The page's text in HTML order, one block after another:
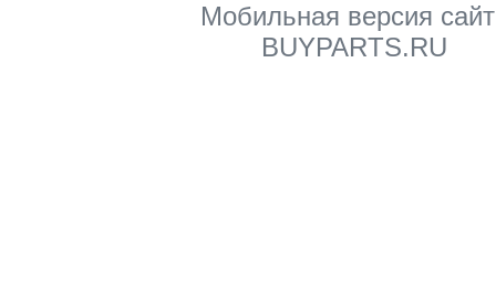
Мобильная версия
BUYPARTS.RU